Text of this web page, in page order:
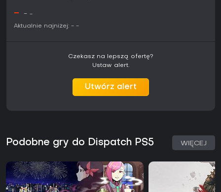
- - -
Aktualnie najniżej: - -
Czekasz na lepszą ofertę?
Ustaw alert.
Utwórz alert
Podobne gry do Dispatch PS5 WIĘCEJ